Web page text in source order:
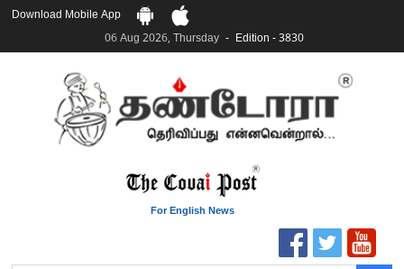
Download Mobile App
06 Aug 2026, Thursday
Edition - 3830
For English News